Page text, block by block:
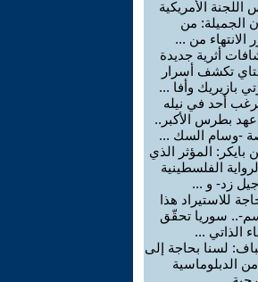
اللجنة الأمريكية
الجميلة: من
الانتهاء من ...
أثرية جديدة
تكشف أسرار
بازيريك وأفا ...
أحد في نيله
بطرس الأكبر..
-وسام السك ...
المؤثر الذي
الفلسطينية
زد- و ...
للاستيراد هذا
.. سوريا تحقّق
الذاتي ...
لسنا بحاجة إلى
الدبلوماسية